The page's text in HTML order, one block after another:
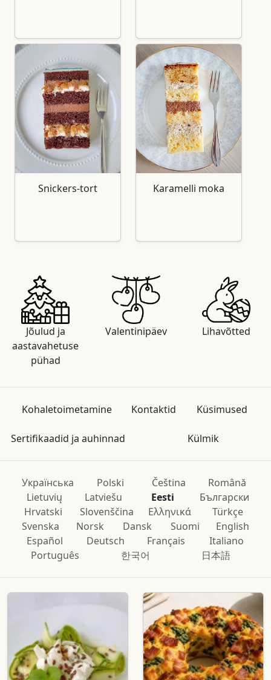
Snickers-tort Karamelli moka
Jõulud ja
aastavahetuse
pühad
Valentinipäev Lihavõtted
Kohaletoimetamine Kontaktid Küsimused
Sertifikaadid ja auhinnad Külmik
Українська Polski Čeština
Română
Lietuvių
Latviešu Eesti
Български
Hrvatski
Slovenščina Ελληνικά
Türkçe
Svenska
Norsk Dansk Suomi
English
Español
Deutsch Français
Italiano
Português
한국어 日本語